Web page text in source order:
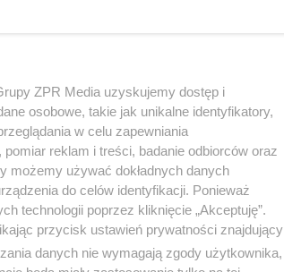
ZPR Media uzyskujemy dostęp i
osobowe, takie jak unikalne identyfikatory,
w celu zapewniania
reklam i treści, badanie odbiorców oraz
możemy używać dokładnych danych
do celów identyfikacji. Ponieważ
technologii poprzez kliknięcie „Akceptuję”.
przycisk ustawień prywatności znajdujący
danych nie wymagają zgody użytkownika,